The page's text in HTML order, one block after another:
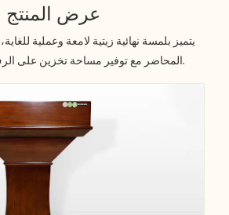
عرض المنتج
يتميز بلمسة نهائية زيتية لامعة وعملية
المحاضر مع توفير مساحة تخزين على الرف وسطح الطاولة.